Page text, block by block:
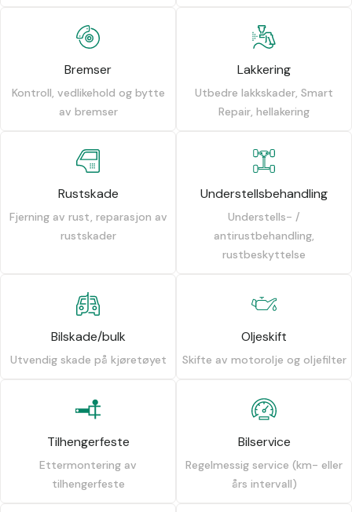
Bremser
Kontroll, vedlikehold og bytte
av bremser
Lakkering
Utbedre lakkskader, Smart
Repair, hellakering
Rustskade
Fjerning av rust, reparasjon av
rustskader
Understellsbehandling
Understells- /
antirustbehandling,
rustbeskyttelse
Bilskade/bulk
Utvendig skade på kjøretøyet
Oljeskift
Skifte av motorolje og oljefilter
Tilhengerfeste
Ettermontering av
tilhengerfeste
Bilservice
Regelmessig service (km- eller
års intervall)